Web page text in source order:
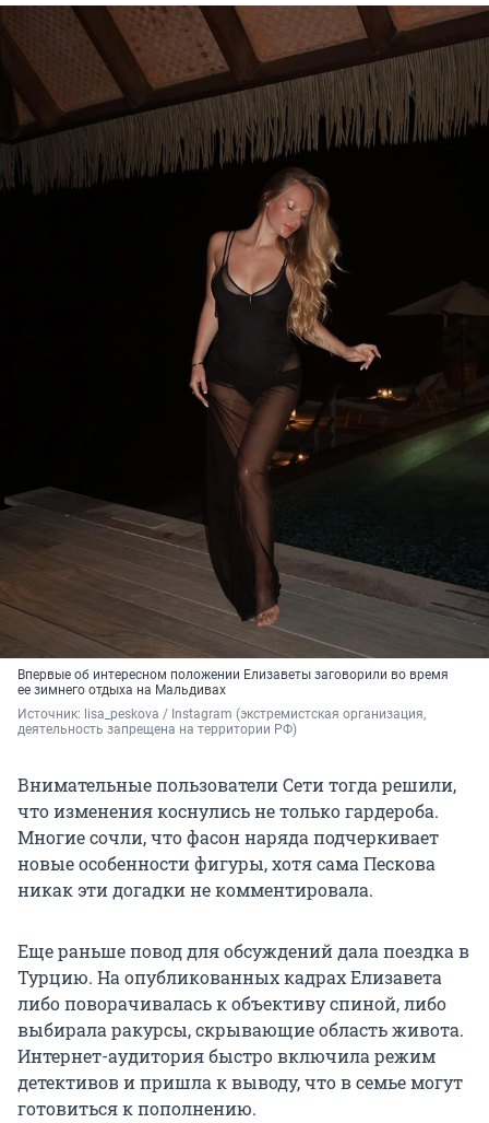
Впервые об интересном положении Елизаветы заговорили во время
ее зимнего отдыха на Мальдивах
Источник: lisa_peskova / Instagram (экстремистская организация,
деятельность запрещена на территории РФ)
Внимательные пользователи Сети тогда решили,
что изменения коснулись не только гардероба.
Многие сочли, что фасон наряда подчеркивает
новые особенности фигуры, хотя сама Пескова
никак эти догадки не комментировала.
Еще раньше повод для обсуждений дала поездка в
Турцию. На опубликованных кадрах Елизавета
либо поворачивалась к объективу спиной, либо
выбирала ракурсы, скрывающие область живота.
Интернет-аудитория быстро включила режим
детективов и пришла к выводу, что в семье могут
готовиться к пополнению.